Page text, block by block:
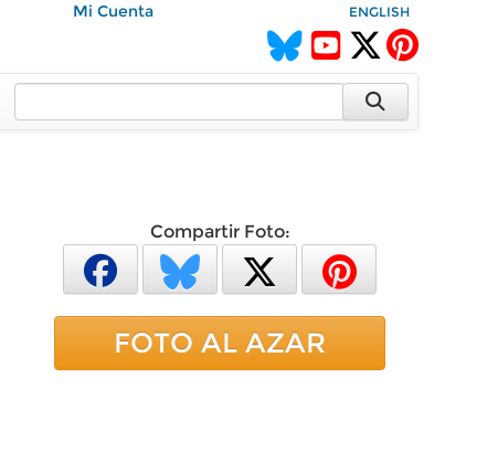
Mi Cuenta ENGLISH
Compartir Foto:
FOTO AL AZAR